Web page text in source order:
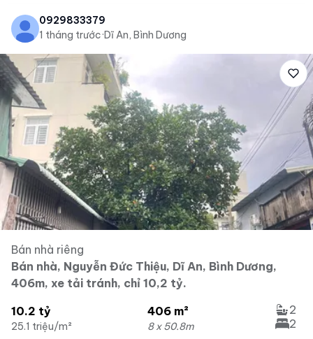
0929833379
1 tháng trước·Dĩ An, Bình Dương
Bán nhà riêng
Bán nhà, Nguyễn Đức Thiệu, Dĩ An, Bình Dương,
406m, xe tải tránh, chỉ 10,2 tỷ.
10.2 tỷ
25.1 triệu/m²
406 m²
8 x 50.8m
2
2